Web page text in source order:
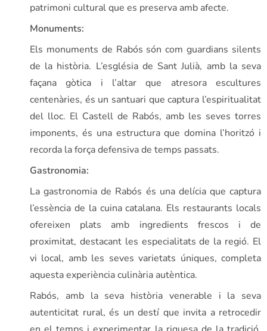
patrimoni cultural que es preserva amb afecte.
Monuments:
Els monuments de Rabós són com guardians silents
de la història. L’església de Sant Julià, amb la seva
façana gòtica i l’altar que atresora escultures
centenàries, és un santuari que captura l’espiritualitat
del lloc. El Castell de Rabós, amb les seves torres
imponents, és una estructura que domina l’horitzó i
recorda la força defensiva de temps passats.
Gastronomia:
La gastronomia de Rabós és una delícia que captura
l’essència de la cuina catalana. Els restaurants locals
ofereixen plats amb ingredients frescos i de
proximitat, destacant les especialitats de la regió. El
vi local, amb les seves varietats úniques, completa
aquesta experiència culinària autèntica.
Rabós, amb la seva història venerable i la seva
autenticitat rural, és un destí que invita a retrocedir